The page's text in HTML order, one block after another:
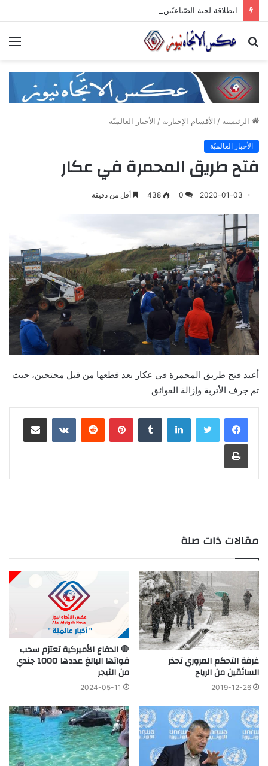
بحث
الرئيسية / الأقسام الإخبارية / الأخبار العالميّة
الأخبار العالميّة
فتح طريق المحمرة في عكار
2020-01-03
0
438 أقل من دقيقة
أعيد فتح طريق المحمرة في عكار بعد قطعها من قبل محتجين، حيث
تم جرف الأتربة وإزالة العوائق
لينكدإن بينتيريست
مقالات ذات صلة
غرفة التحكم المروري تحذر
السائقين من الرياح
2019-12-26
🛑 الدفاع الأميركية تعتزم سحب
قواتها البالغ عددها 1000 جندي
من النيجر
2024-05-11